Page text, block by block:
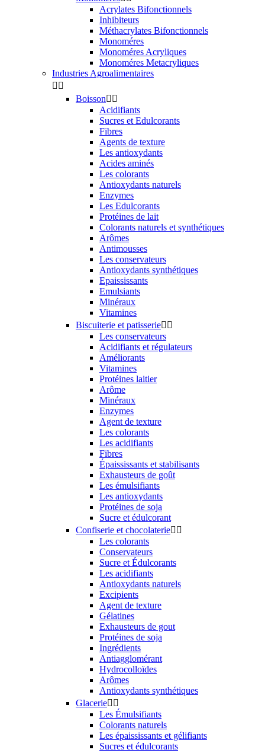
Acrylates Bifonctionnels
Inhibiteurs
Méthacrylates Bifonctionnels
Monoméres
Monoméres Acryliques
Monoméres Metacryliques
Industries Agroalimentaires
 
Boisson 
Acidifiants
Sucres et Edulcorants
Fibres
Agents de texture
Les antioxydants
Acides aminés
Les colorants
Antioxydants naturels
Enzymes
Les Edulcorants
Protéines de lait
Colorants naturels et synthétiques
Arômes
Antimousses
Les conservateurs
Antioxydants synthétiques
Epaississants
Emulsiants
Minéraux
Vitamines
Biscuiterie et patisserie 
Les conservateurs
Acidifiants et régulateurs
Améliorants
Vitamines
Protéines laitier
Arôme
Minéraux
Enzymes
Agent de texture
Les colorants
Les acidifiants
Fibres
Épaississants et stabilisants
Exhausteurs de goût
Les émulsifiants
Les antioxydants
Protéines de soja
Sucre et édulcorant
Confiserie et chocolaterie 
Les colorants
Conservateurs
Sucre et Édulcorants
Les acidifiants
Antioxydants naturels
Excipients
Agent de texture
Gélatines
Exhausteurs de gout
Protéines de soja
Ingrédients
Antiagglomérant
Hydrocolloïdes
Arômes
Antioxydants synthétiques
Glacerie 
Les Émulsifiants
Colorants naturels
Les épaississants et gélifiants
Sucres et édulcorants